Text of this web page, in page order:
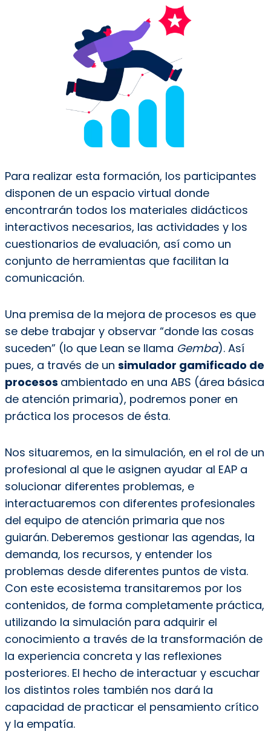
Para realizar esta formación, los participantes
disponen de un espacio virtual donde
encontrarán todos los materiales didácticos
interactivos necesarios, las actividades y los
cuestionarios de evaluación, así como un
conjunto de herramientas que facilitan la
comunicación.
Una premisa de la mejora de procesos es que
se debe trabajar y observar “donde las cosas
suceden” (lo que Lean se llama Gemba). Así
pues, a través de un simulador gamificado de
procesos ambientado en una ABS (área básica
de atención primaria), podremos poner en
práctica los procesos de ésta.
Nos situaremos, en la simulación, en el rol de un
profesional al que le asignen ayudar al EAP a
solucionar diferentes problemas, e
interactuaremos con diferentes profesionales
del equipo de atención primaria que nos
guiarán. Deberemos gestionar las agendas, la
demanda, los recursos, y entender los
problemas desde diferentes puntos de vista.
Con este ecosistema transitaremos por los
contenidos, de forma completamente práctica,
utilizando la simulación para adquirir el
conocimiento a través de la transformación de
la experiencia concreta y las reflexiones
posteriores. El hecho de interactuar y escuchar
los distintos roles también nos dará la
capacidad de practicar el pensamiento crítico
y la empatía.